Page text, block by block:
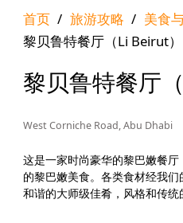
首页 / 旅游攻略 / 美食
黎贝鲁特餐厅（Li Beirut）
黎贝鲁特餐厅
West Corniche Road, Abu Dhabi
这是一家时尚豪华的黎巴嫩餐
的黎巴嫩美食。各类食材经我
和谐的大师级佳肴，风格和传统